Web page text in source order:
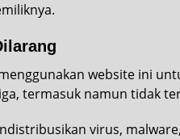
website ini
termasuk namun tidak
virus,